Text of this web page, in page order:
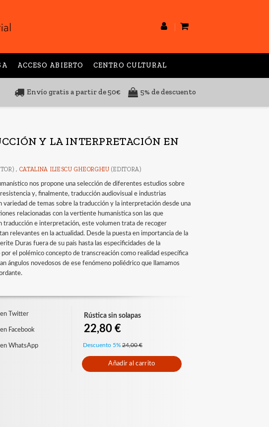
ACCESO ABIERTO CENTRO CULTURAL
Envío gratis a partir de 50€ 5% de descuento
Y LA INTERPRETACIÓN EN
, CATALINA ILIESCU GHEORGHIU (EDITORA)
nos propone una selección de diferentes estudios sobre
y, finalmente, traducción audiovisual e industrias
de temas sobre la traducción y la interpretación desde una
relacionadas con la vertiente humanística son las que
traducción e interpretación, este volumen trata de recoger
relevantes en la actualidad. Desde la puesta en importancia de la
Duras fuera de su país hasta las especificidades de la
el polémico concepto de transcreación como realidad específica
ángulos novedosos de ese fenómeno poliédrico que llamamos
Twitter
Facebook
WhatsApp
Rústica sin solapas
22,80 €
Descuento 5% 24,00 €
Añadir al carrito